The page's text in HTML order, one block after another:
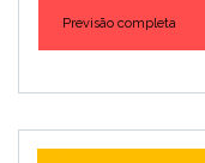
Previsão completa